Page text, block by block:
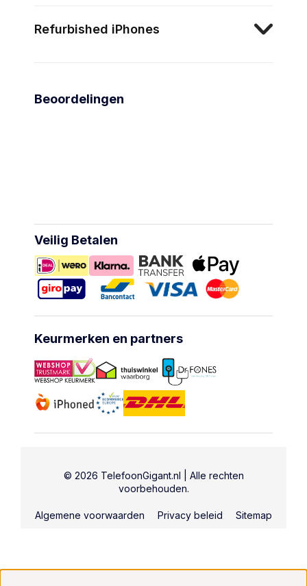
Refurbished iPhones
Beoordelingen
Veilig Betalen
Keurmerken en partners
© 2026 TelefoonGigant.nl | Alle rechten
voorbehouden.
Algemene voorwaarden Privacy beleid Sitemap